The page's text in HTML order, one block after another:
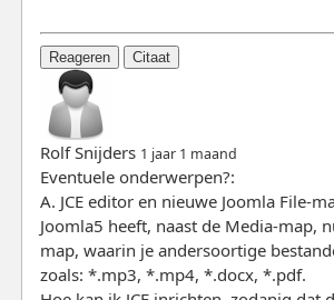
Reageren Citaat
Rolf Snijders 1 jaar 1 maand
Eventuele onderwerpen?:
A. JCE editor en nieuwe Joomla File-
Joomla5 heeft, naast de Media-map,
map, waarin je andersoortige
zoals: *.mp3, *.mp4, *.docx, *.pdf.